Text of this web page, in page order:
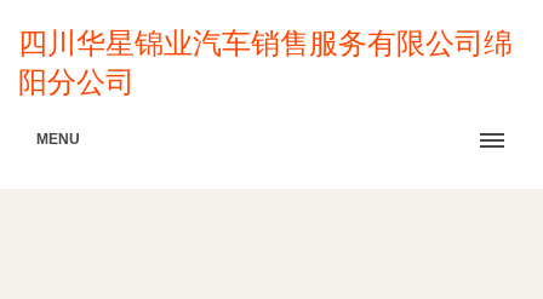
四川华星锦业汽车销售服务有限公司绵
阳分公司
MENU